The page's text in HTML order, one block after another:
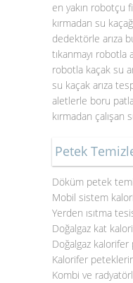
en yakın robotçu
kırmadan su
dedektörle arıza
tıkanmayı robotla
robotla kaçak su
su kaçak arıza
aletlerle boru
kırmadan çalışan
Petek
Döküm petek
Mobil sistem
Yerden ısıtma
Doğalgaz kat
Doğalgaz kalorifer
Kalorifer
Kombi ve